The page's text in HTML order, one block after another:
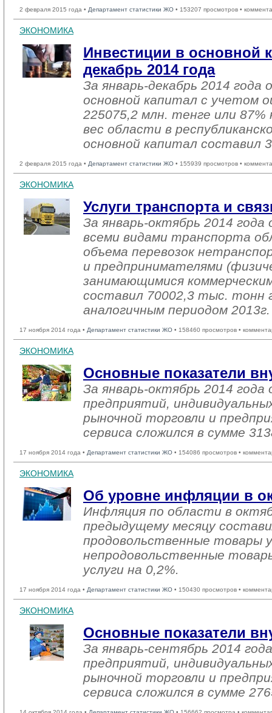
2 февраля 2015 года • Департамент статистики ЖО • 153207 просмотров •
ЭКОНОМИКА
Инвестиции в основной
декабрь 2014 года
За январь-декабрь 2014 года
основной капитал с учетом
225075,2 млн. тенге или 87%
вес области в
основной капитал составил
2 февраля 2015 года • Департамент статистики ЖО • 155939 просмотров •
ЭКОНОМИКА
Услуги транспорта и
За январь-октябрь 2014 года
всеми видами транспорта
объема перевозок
и предпринимателями
занимающимися
составил 70002,3 тыс. тонн
аналогичным периодом
17 ноября 2014 года • Департамент статистики ЖО • 158460 просмотров •
ЭКОНОМИКА
Основные показатели
За январь-октябрь 2014
предприятий,
рыночной торговли и
сервиса сложился в сумме
17 ноября 2014 года • Департамент статистики ЖО • 154086 просмотров •
ЭКОНОМИКА
Об уровне инфляции в
Инфляция по области в
предыдущему месяцу
продовольственные товары
непродовольственные
услуги на 0,2%.
17 ноября 2014 года • Департамент статистики ЖО • 150430 просмотров •
ЭКОНОМИКА
Основные показатели
За январь-сентябрь 2014
предприятий,
рыночной торговли и
сервиса сложился в сумме